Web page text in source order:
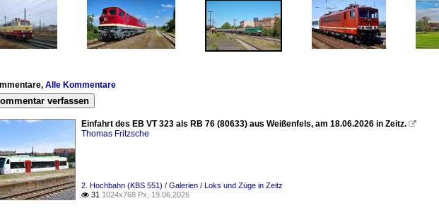
Alle Kommentare
verfassen
Einfahrt des EB VT 323 als RB 76 (80633) aus Weißenfels, am 18.06.2026 in Zeitz. 
Thomas Fritzsche
2. Hochbahn (KBS 551) / Galerien / Loks und Züge in Zeitz
 31 1024x768 Px, 19.06.2026